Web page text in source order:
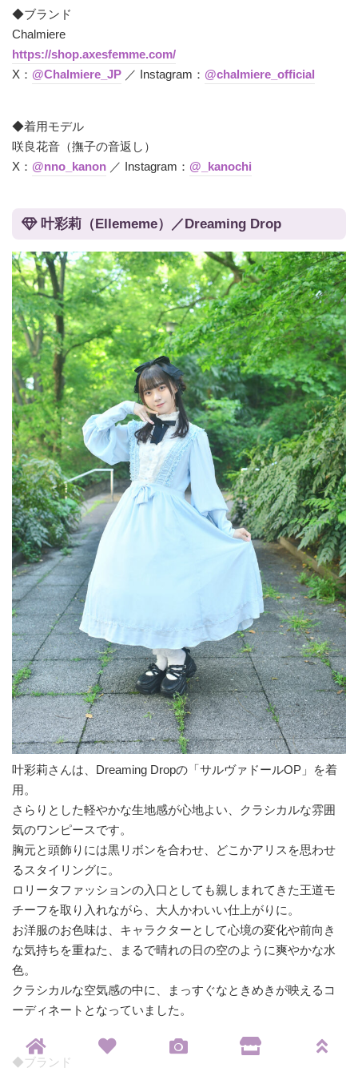
◆ブランド
Chalmiere
https://shop.axesfemme.com/
X： @Chalmiere_JP ／ Instagram： @chalmiere_official
◆着用モデル
咲良花音（撫子の音返し）
X： @nno_kanon ／ Instagram： @_kanochi
叶彩莉（Ellememe）／Dreaming Drop
叶彩莉さんは、Dreaming Dropの「サルヴァドールOP」を着
用。
さらりとした軽やかな生地感が心地よい、クラシカルな雰囲
気のワンピースです。
胸元と頭飾りには黒リボンを合わせ、どこかアリスを思わせ
るスタイリングに。
ロリータファッションの入口としても親しまれてきた王道モ
チーフを取り入れながら、大人かわいい仕上がりに。
お洋服のお色味は、キャラクターとして心境の変化や前向き
な気持ちを重ねた、まるで晴れの日の空のように爽やかな水
色。
クラシカルな空気感の中に、まっすぐなときめきが映えるコ
ーディネートとなっていました。
◆ブランド